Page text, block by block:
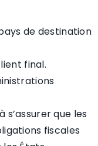
de destination
final.
que les
fiscales